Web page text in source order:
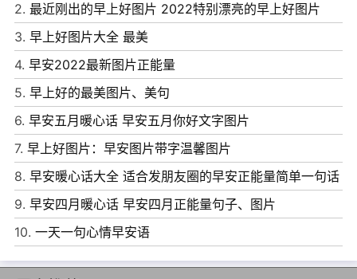
6、一句早上好，功效很奇妙，是爱的传递，是情的缠绕，
日久天长，就把两颗心，紧紧的连在一起，捆扎的非常牢
靠。
7、有时，你得而不到，他轻而易举。你爱若珍宝，他弃之
敝履。但，也有时，他求之不得，你垂手可得。他藏若精
华，你视为糟粕。所以，不要难过，把这个世界想得公平一
点，不要因为一片云而指着天空说没有太阳。一叶障目，才
是对自己最大的伤害。早安!
2. 最近刚出的早上好图片 2022特别漂亮的早上好图片
3. 早上好图片大全 最美
4. 早安2022最新图片正能量
5. 早上好的最美图片、美句
6. 早安五月暖心话 早安五月你好文字图片
7. 早上好图片：早安图片带字温馨图片
8. 早安暖心话大全 适合发朋友圈的早安正能量简单一句话
9. 早安四月暖心话 早安四月正能量句子、图片
10. 一天一句心情早安语